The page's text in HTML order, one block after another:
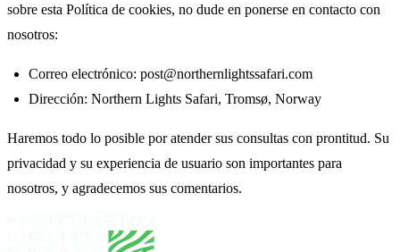
sobre esta Política de cookies, no dude en ponerse en contacto con
nosotros:
Correo electrónico: post@northernlightssafari.com
Dirección: Northern Lights Safari, Tromsø, Norway
Haremos todo lo posible por atender sus consultas con prontitud. Su
privacidad y su experiencia de usuario son importantes para
nosotros, y agradecemos sus comentarios.